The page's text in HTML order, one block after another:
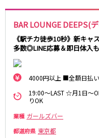
BAR LOUNGE DEEPS(
《駅チカ徒歩10秒》新キ
多数◎LINE応募＆即日体入
4000円以上 ■全額日払
19:00～LAST ☆月1日～
りOK
業種 ガールズバー
都道府県 東京都
荻窪・阿佐ヶ谷
下北沢・経堂
東陽町・門前仲町
綾瀬・竹ノ塚・西新井
高円寺
亀有・金町
明大前・烏山
菊川・瑞江
千葉駅
新宿駅
中野駅
西船橋駅
亀戸駅
高円寺駅
市川駅